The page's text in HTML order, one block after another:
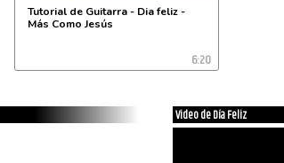
Tutorial de Guitarra - Dia feliz -
Más Como Jesús
6:20
Video de Día Feliz